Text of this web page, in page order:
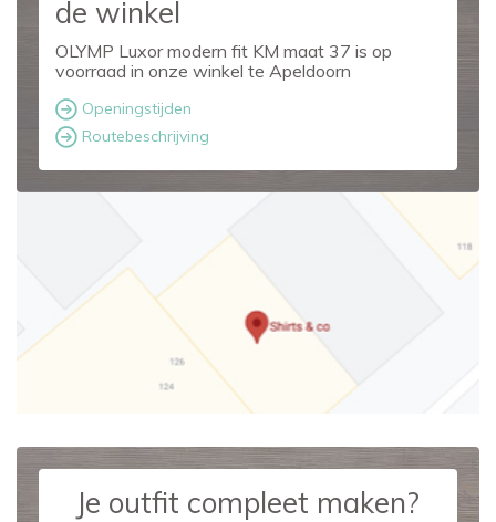
de winkel
OLYMP Luxor modern fit KM maat 37 is op
voorraad in onze winkel te Apeldoorn
Openingstijden
Routebeschrijving
Je outfit compleet maken?